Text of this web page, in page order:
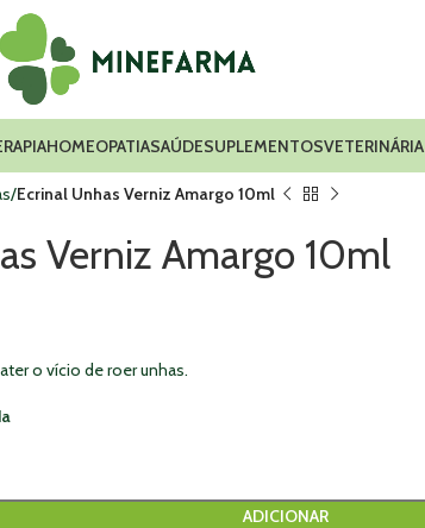
HOMEOPATIASAÚDESUPLEMENTOSVETERINÁRIA
Ecrinal Unhas Verniz Amargo 10ml
Verniz Amargo 10ml
o vício de roer unhas.
ADICIONAR